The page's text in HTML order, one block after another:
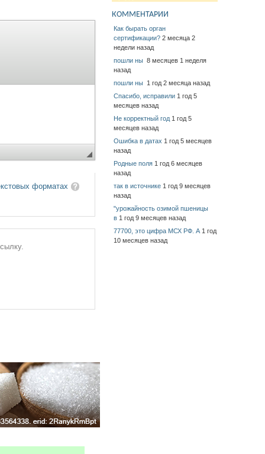
форматах
КОММЕНТАРИИ
Как бырать орган
сертификации? 2 месяца 2
недели назад
пошли ны 8 месяцев 1 неделя
назад
пошли ны 1 год 2 месяца назад
Спасибо, исправили 1 год 5
месяцев назад
Не корректный год 1 год 5
месяцев назад
Ошибка в датах 1 год 5 месяцев
назад
Родные поля 1 год 6 месяцев
назад
так в источнике 1 год 9 месяцев
назад
"урожайность озимой пшеницы
в 1 год 9 месяцев назад
77700, это цифра МСХ РФ. А 1 год
10 месяцев назад